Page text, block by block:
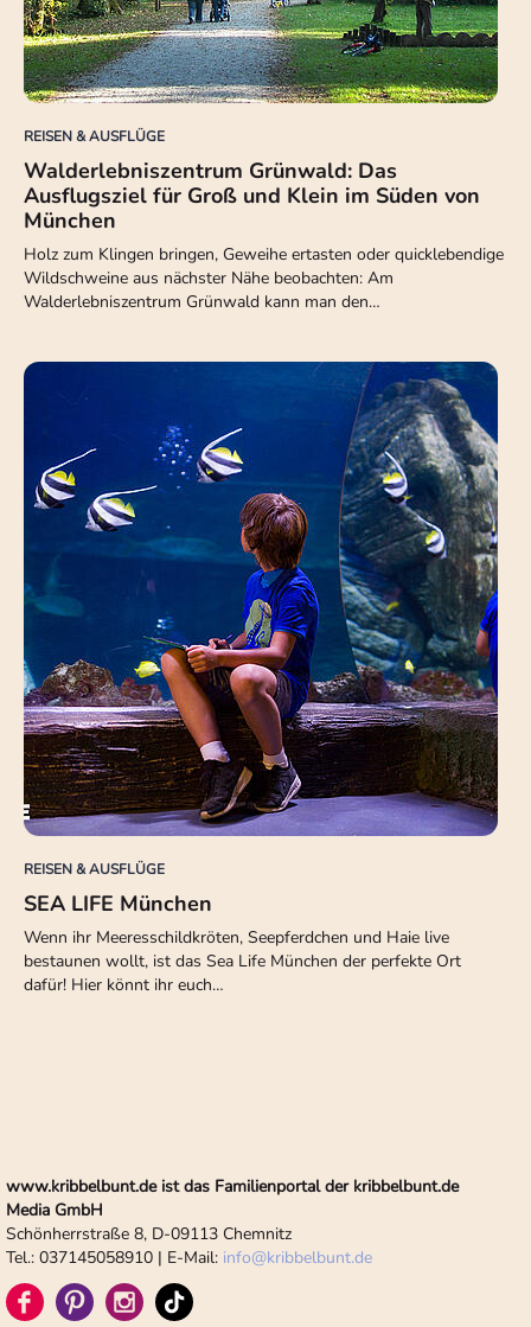
REISEN & AUSFLÜGE
Walderlebniszentrum Grünwald: Das
Ausflugsziel für Groß und Klein im Süden von
München
Holz zum Klingen bringen, Geweihe ertasten oder quicklebendige
Wildschweine aus nächster Nähe beobachten: Am
Walderlebniszentrum Grünwald kann man den…
REISEN & AUSFLÜGE
SEA LIFE München
Wenn ihr Meeresschildkröten, Seepferdchen und Haie live
bestaunen wollt, ist das Sea Life München der perfekte Ort
dafür! Hier könnt ihr euch…
www.kribbelbunt.de ist das Familienportal der kribbelbunt.de
Media GmbH
Schönherrstraße 8, D-09113 Chemnitz
Tel.: 037145058910 | E-Mail: info@kribbelbunt.de